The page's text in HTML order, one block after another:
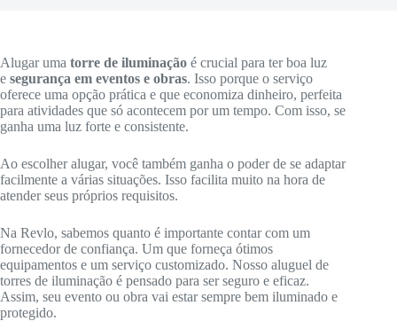
Alugar uma torre de iluminação é crucial para ter boa luz
e segurança em eventos e obras. Isso porque o serviço
oferece uma opção prática e que economiza dinheiro, perfeita
para atividades que só acontecem por um tempo. Com isso, se
ganha uma luz forte e consistente.
Ao escolher alugar, você também ganha o poder de se adaptar
facilmente a várias situações. Isso facilita muito na hora de
atender seus próprios requisitos.
Na Revlo, sabemos quanto é importante contar com um
fornecedor de confiança. Um que forneça ótimos
equipamentos e um serviço customizado. Nosso aluguel de
torres de iluminação é pensado para ser seguro e eficaz.
Assim, seu evento ou obra vai estar sempre bem iluminado e
protegido.